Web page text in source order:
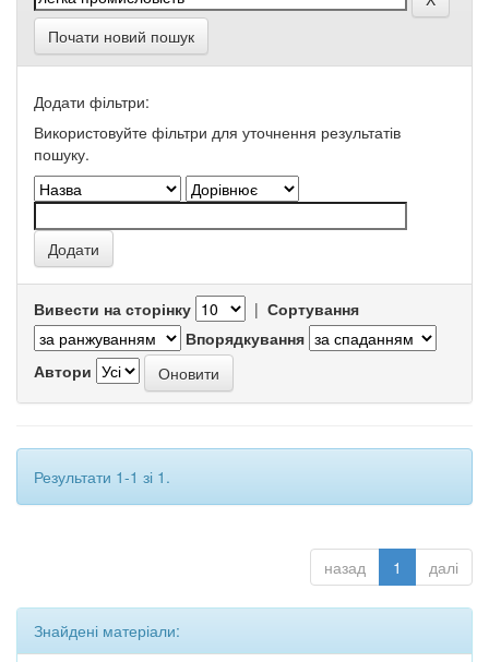
Почати новий пошук
Додати фільтри:
Використовуйте фільтри для уточнення результатів
пошуку.
Вивести на сторінку | Сортування
Впорядкування
Автори
Результати 1-1 зі 1.
назад 1 далі
Знайдені матеріали: